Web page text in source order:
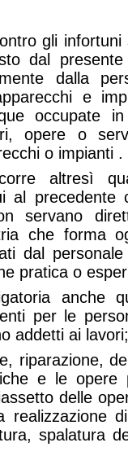
gli
dal
dalla
e
occupate
opere o
o impianti .
altresì
al precedente
servano
che forma
dal
pratica o
anche
per le
addetti ai lavori;
riparazione,
e le opere
delle
realizzazione
spalatura